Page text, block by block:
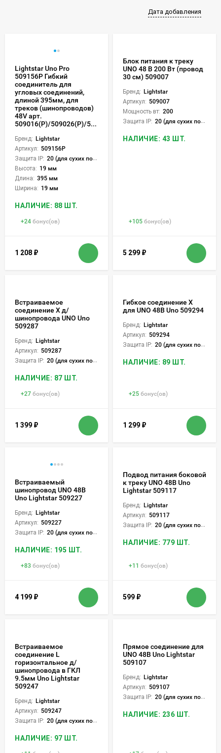
Дата добавления
Lightstar Uno Pro
509156P Гибкий
соединитель для
угловых соединений,
длиной 395мм, для
треков (шинопроводов)
48V арт.
509016(P)/509026(P)/509036P/509226(P)/509236P
Бренд: Lightstar
Артикул: 509156P
Защита IP: 20 (для сухих пом.)
Высота: 19 мм
Длина: 395 мм
Ширина: 19 мм
НАЛИЧИЕ: 88 ШТ.
+24 бонус(ов)
1 208 ₽
Блок питания к треку
UNO 48 В 200 Вт (провод
30 см) 509007
Бренд: Lightstar
Артикул: 509007
Мощность вт: 200
Защита IP: 20 (для сухих пом.)
НАЛИЧИЕ: 43 ШТ.
+105 бонус(ов)
5 299 ₽
Встраиваемое
соединение Х д/
шинопровода UNO Uno
509287
Бренд: Lightstar
Артикул: 509287
Защита IP: 20 (для сухих пом.)
НАЛИЧИЕ: 87 ШТ.
+27 бонус(ов)
1 399 ₽
Гибкое соединение Х
для UNO 48В Uno 509294
Бренд: Lightstar
Артикул: 509294
Защита IP: 20 (для сухих пом.)
НАЛИЧИЕ: 89 ШТ.
+25 бонус(ов)
1 299 ₽
Встраиваемый
шинопровод UNO 48В
Uno Lightstar 509227
Бренд: Lightstar
Артикул: 509227
Защита IP: 20 (для сухих пом.)
НАЛИЧИЕ: 195 ШТ.
+83 бонус(ов)
4 199 ₽
Подвод питания боковой
к треку UNO 48В Uno
Lightstar 509117
Бренд: Lightstar
Артикул: 509117
Защита IP: 20 (для сухих пом.)
НАЛИЧИЕ: 779 ШТ.
+11 бонус(ов)
599 ₽
Встраиваемое
соединение L
горизонтальное д/
шинопровода в ГКЛ
9.5мм Uno Lightstar
509247
Бренд: Lightstar
Артикул: 509247
Защита IP: 20 (для сухих пом.)
НАЛИЧИЕ: 97 ШТ.
Прямое соединение для
UNO 48В Uno Lightstar
509107
Бренд: Lightstar
Артикул: 509107
Защита IP: 20 (для сухих пом.)
НАЛИЧИЕ: 236 ШТ.